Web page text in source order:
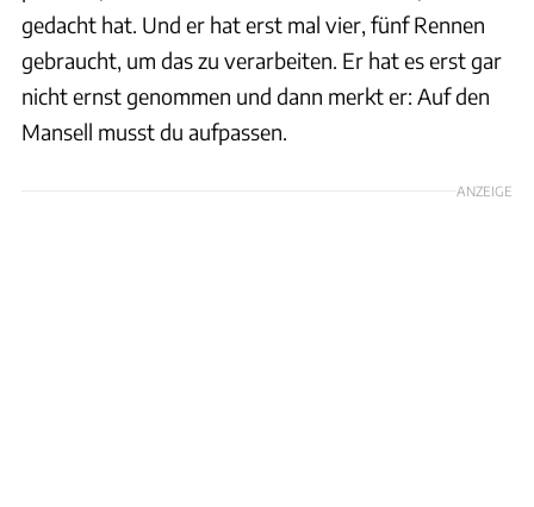
gedacht hat. Und er hat erst mal vier, fünf Rennen
gebraucht, um das zu verarbeiten. Er hat es erst gar
nicht ernst genommen und dann merkt er: Auf den
Mansell musst du aufpassen.
ANZEIGE